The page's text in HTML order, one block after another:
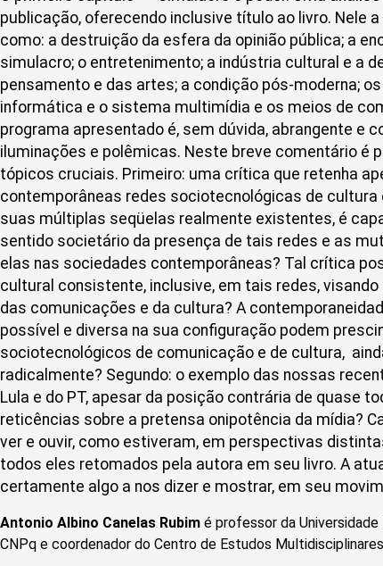
publicação, oferecendo inclusive título ao livro. Nele
como: a destruição da esfera da opinião pública; a
simulacro; o entretenimento; a indústria cultural e a
pensamento e das artes; a condição pós-moderna;
informática e o sistema multimídia e os meios de
programa apresentado é, sem dúvida, abrangente e
iluminações e polêmicas. Neste breve comentário é
tópicos cruciais. Primeiro: uma crítica que retenha
contemporâneas redes sociotecnológicas de
suas múltiplas seqüelas realmente existentes, é
sentido societário da presença de tais redes e as
elas nas sociedades contemporâneas? Tal crítica
cultural consistente, inclusive, em tais redes,
das comunicações e da cultura? A
possível e diversa na sua configuração podem
sociotecnológicos de comunicação e de cultura,
radicalmente? Segundo: o exemplo das nossas
Lula e do PT, apesar da posição contrária de quase
reticências sobre a pretensa onipotência da mídia?
ver e ouvir, como estiveram, em perspectivas
todos eles retomados pela autora em seu livro. A
certamente algo a nos dizer e mostrar, em seu
Antonio Albino Canelas Rubim é professor da Universidade
CNPq e coordenador do Centro de Estudos